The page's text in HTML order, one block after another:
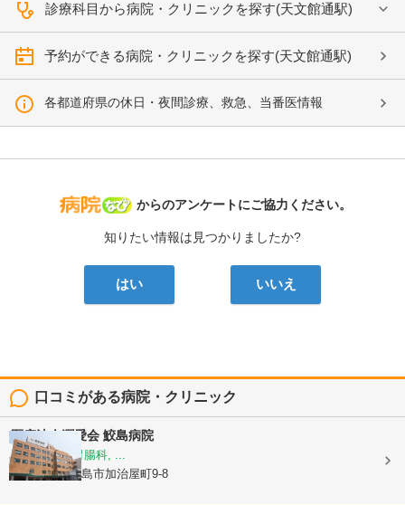
診療科目から病院・クリニックを探す(天文館通駅)
予約ができる病院・クリニックを探す(天文館通駅)
各都道府県の休日・夜間診療、救急、当番医情報
病院なび
からのアンケートにご協力ください。
知りたい情報は見つかりましたか?
はい いいえ
口コミがある病院・クリニック
医療法人潤愛会 鮫島病院
内科, 外科, 胃腸科, ...
鹿児島県鹿児島市加治屋町9-8